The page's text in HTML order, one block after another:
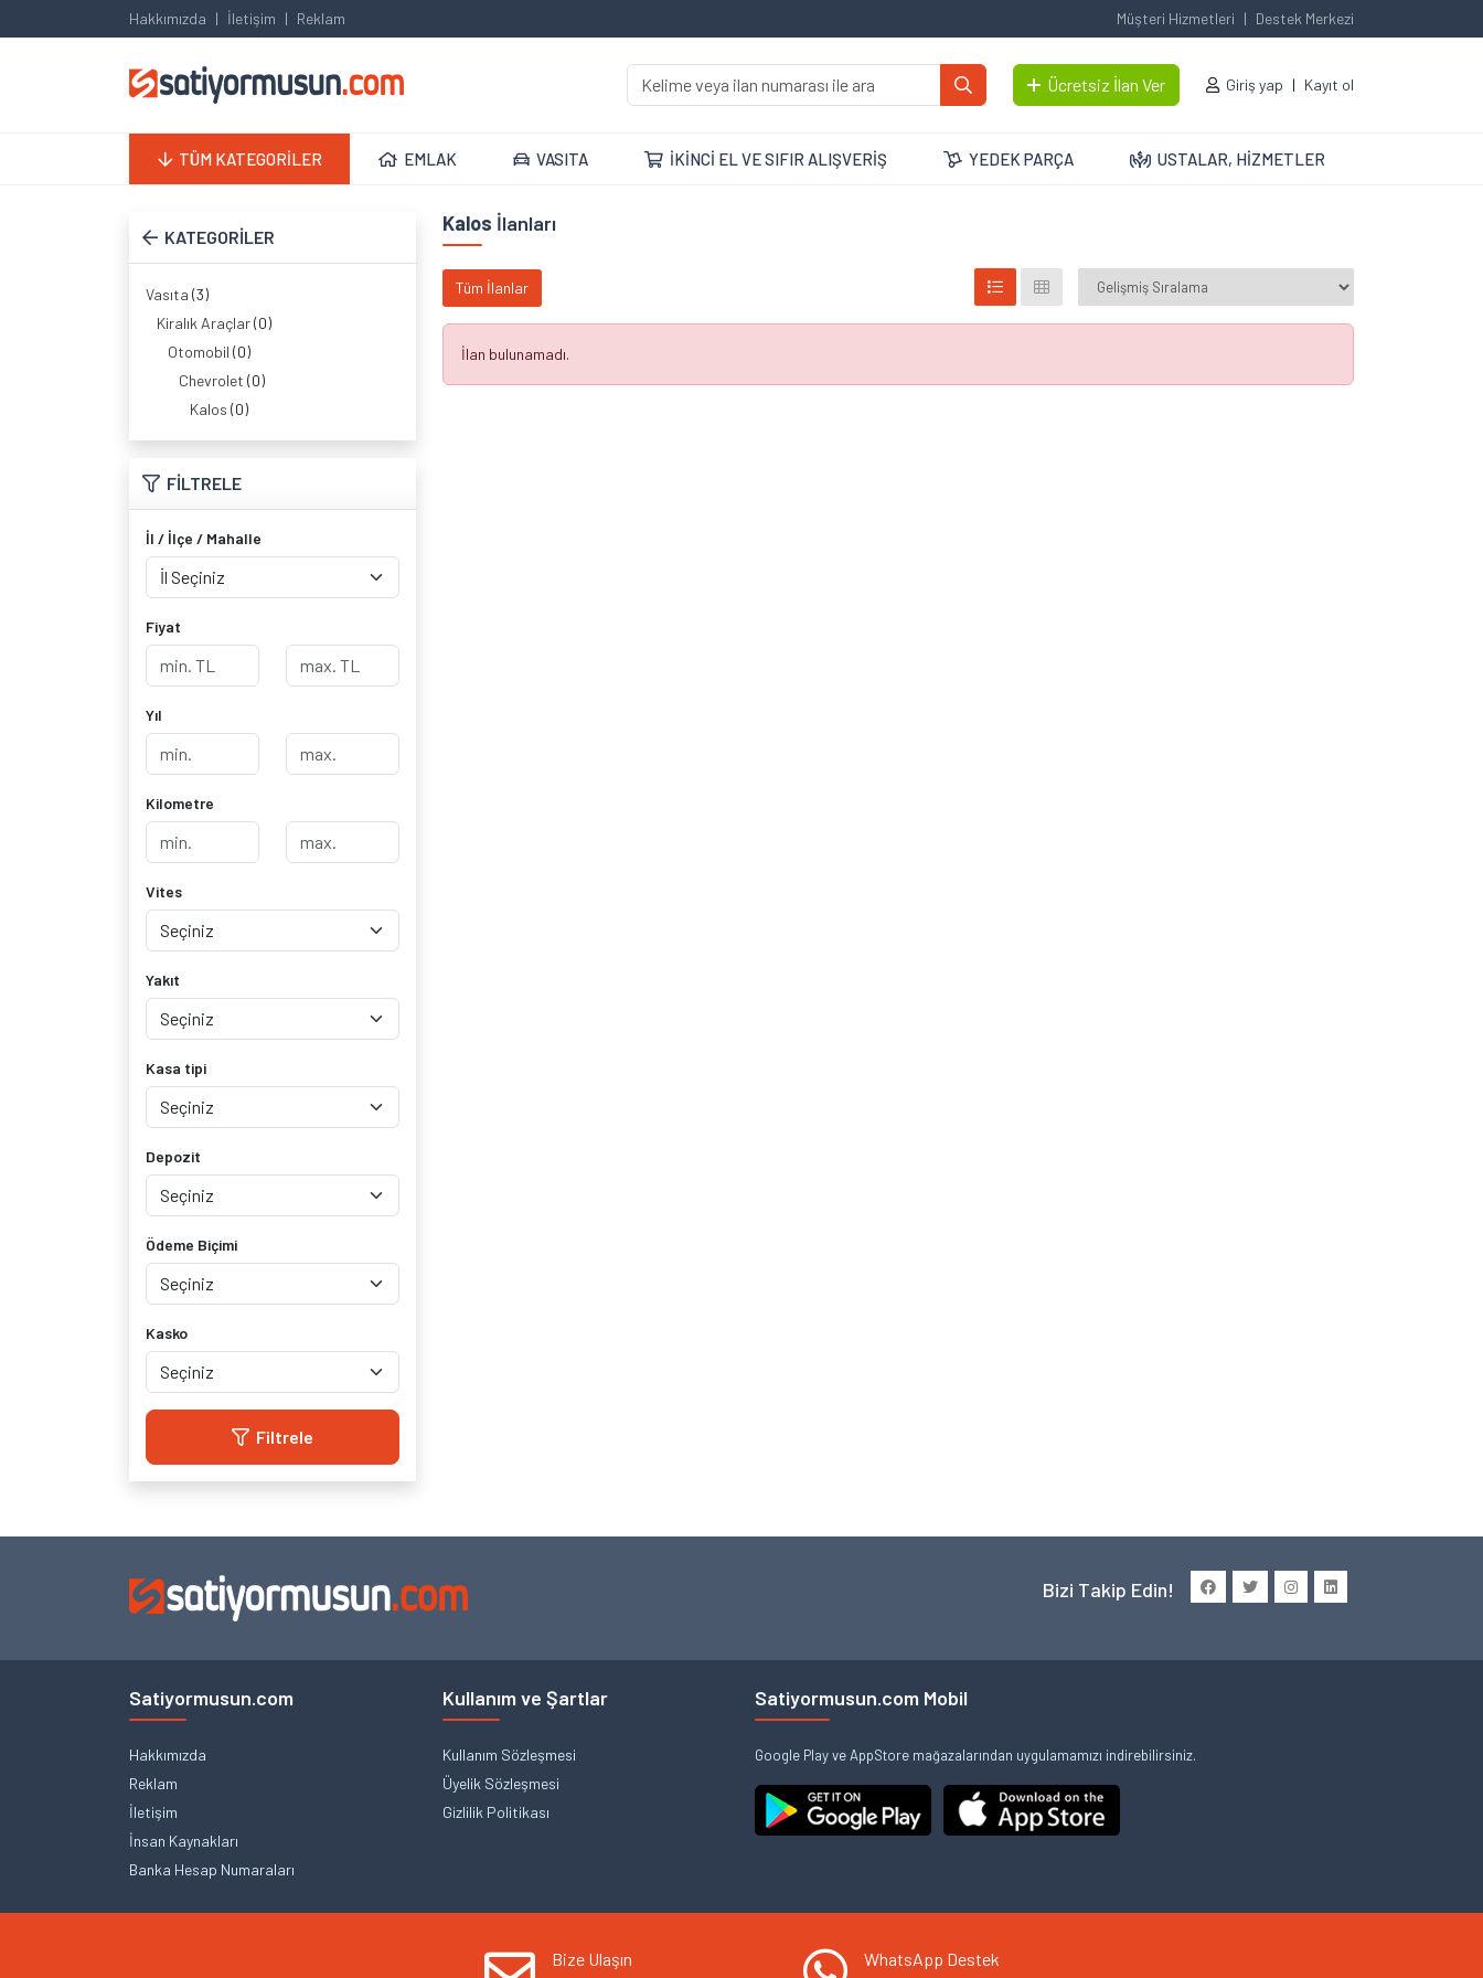
Hakkımızda İletişim Reklam Müşteri Hizmetleri Destek Merkezi
Ücretsiz İlan Ver Giriş yap Kayıt ol
TÜM KATEGORİLER EMLAK VASITA İKİNCİ EL VE SIFIR ALIŞVERİŞ YEDEK PARÇA USTALAR, HİZMETLER
KATEGORİLER
Vasıta (3)
Kiralık Araçlar(0)
Otomobil (0)
Chevrolet (0)
Kalos (0)
FİLTRELE
İl / İlçe / Mahalle
Fiyat
Yıl
Kilometre
Vites
Yakıt
Kasa tipi
Depozit
Ödeme Biçimi
Kasko
Filtrele
Kalos İlanları
Tüm İlanlar
İlan bulunamadı.
Bizi Takip Edin!
Satiyormusun.com
Hakkımızda
Reklam
İletişim
İnsan Kaynakları
Banka Hesap Numaraları
Kullanım ve Şartlar
Kullanım Sözleşmesi
Üyelik Sözleşmesi
Gizlilik Politikası
Satiyormusun.com Mobil
Google Play ve AppStore mağazalarından uygulamamızı indirebilirsiniz.
Bize Ulaşın
WhatsApp Destek